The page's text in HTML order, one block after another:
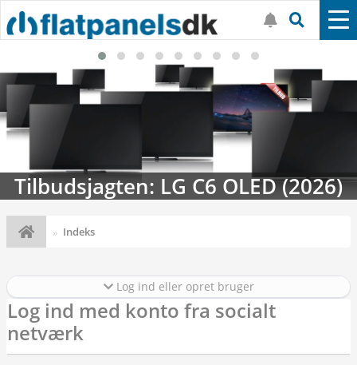
Tilbudsjagten: LG C6 OLED (2026)
Indeks
Log ind eller opret bruger
Log ind med konto fra socialt
netværk